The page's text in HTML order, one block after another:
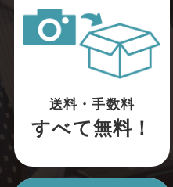
送料・手数料
すべて無料！